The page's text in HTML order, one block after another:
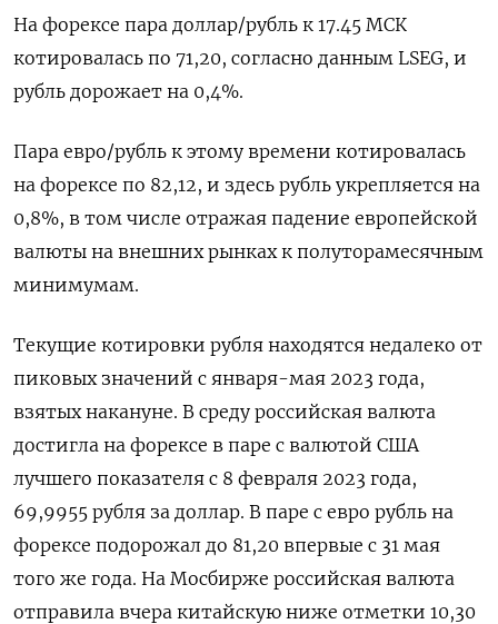
На форексе пара доллар/рубль к 17.45 МСК
котировалась по 71,20, согласно данным LSEG, и
рубль дорожает ​на 0,4%.
Пара евро/рубль к этому времени котировалась ​
на форексе по 82,12, и здесь рубль ​укрепляется на
⁠0,8%, в том числе отражая падение европейской
валюты на внешних рынках к полуторамесячным
минимумам.
Текущие котировки рубля находятся ‌недалеко от
пиковых значений с января-мая 2023 года,
взятых ‌накануне. В среду российская валюта
достигла на форексе в паре с валютой США
лучшего показателя с 8 февраля 2023 года,
69,9955 рубля за доллар. ​В паре с евро рубль на
форексе подорожал до 81,20 впервые с 31 мая
того же года. На ‌Мосбирже российская валюта
отправила вчера китайскую ниже отметки 10,30